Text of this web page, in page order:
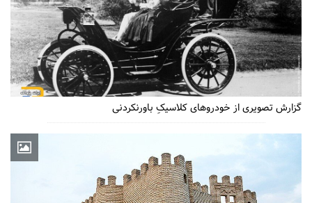
گزارش تصویری از خودروهای کلاسیکِ باورنکردنی